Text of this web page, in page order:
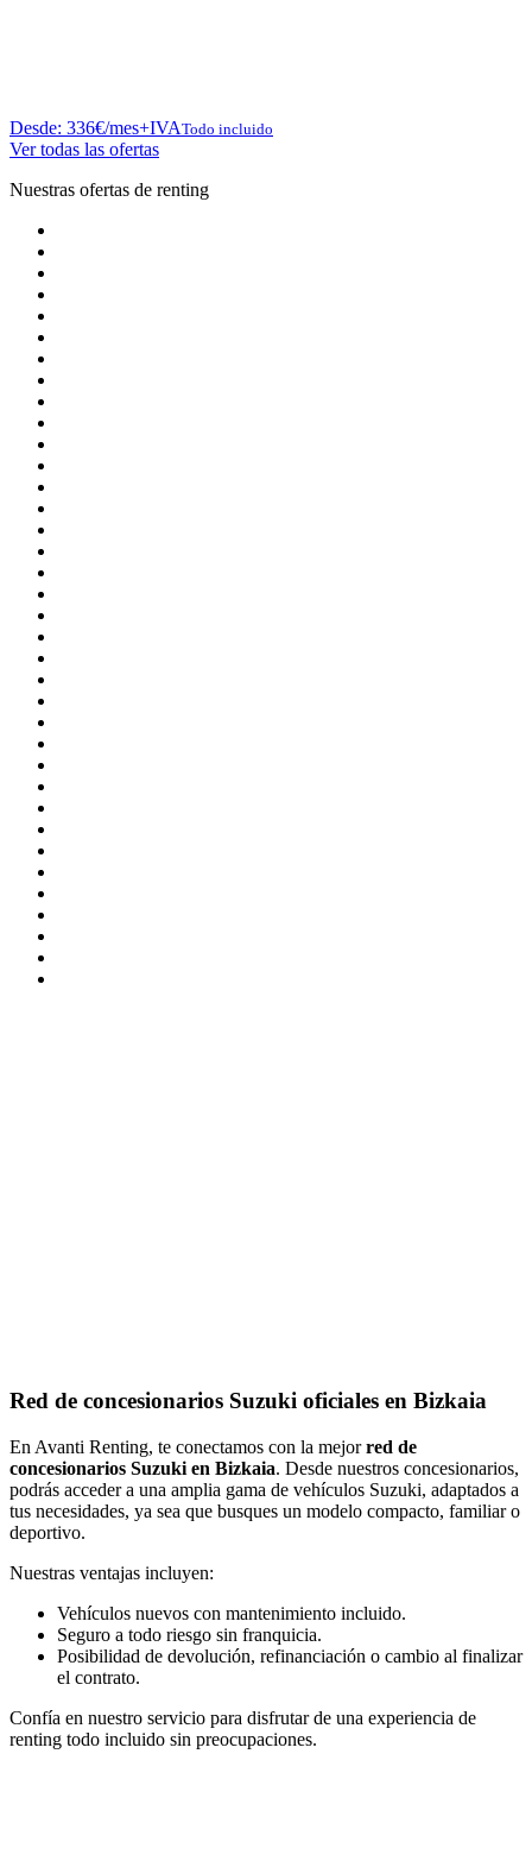
Desde: 336€/mes+IVATodo incluido
Ver todas las ofertas
Nuestras ofertas de renting
Red de concesionarios Suzuki oficiales en Bizkaia
En Avanti Renting, te conectamos con la mejorred de
concesionarios Suzuki en Bizkaia. Desde nuestros concesionarios,
podrás acceder a una amplia gama de vehículos Suzuki, adaptados a
tus necesidades, ya sea que busques un modelo compacto, familiar o
deportivo.
Nuestras ventajas incluyen:
Vehículos nuevos con mantenimiento incluido.
Seguro a todo riesgo sin franquicia.
Posibilidad de devolución, refinanciación o cambio al finalizar
el contrato.
Confía en nuestro servicio para disfrutar de una experiencia de
renting todo incluido sin preocupaciones.